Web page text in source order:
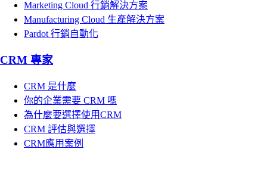
Marketing Cloud 行銷解決方案
Manufacturing Cloud 生產解決方案
Pardot 行銷自動化
CRM 專家
CRM 是什麼
你的企業需要 CRM 嗎
為什麼要選擇使用CRM
CRM 評估與選擇
CRM應用案例